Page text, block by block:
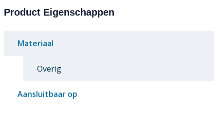
Product Eigenschappen
Materiaal
Overig
Aansluitbaar op